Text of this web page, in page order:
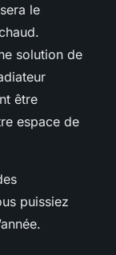
le
solution de
être
espace de
puissiez